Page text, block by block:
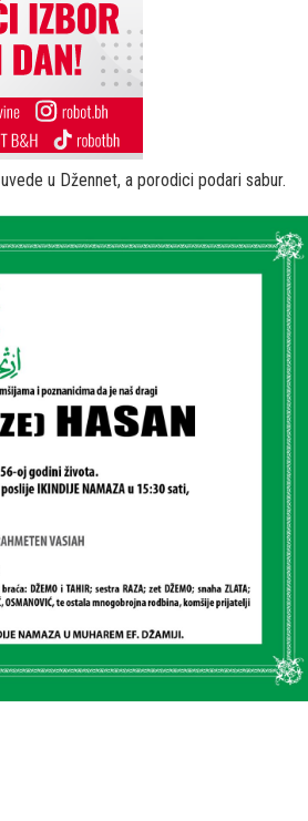
u Džennet, a porodici podari sabur.